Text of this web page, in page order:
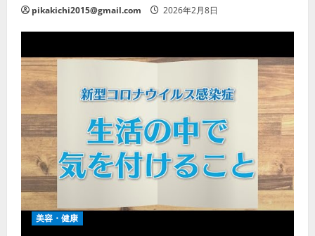
pikakichi2015@gmail.com 2026年2月8日
美容・健康